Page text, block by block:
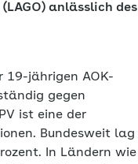
anlässlich des
19-jährigen AOK-
gegen
ist eine der
Bundesweit lag
In Ländern wie